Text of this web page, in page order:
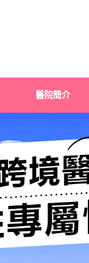
醫院簡介